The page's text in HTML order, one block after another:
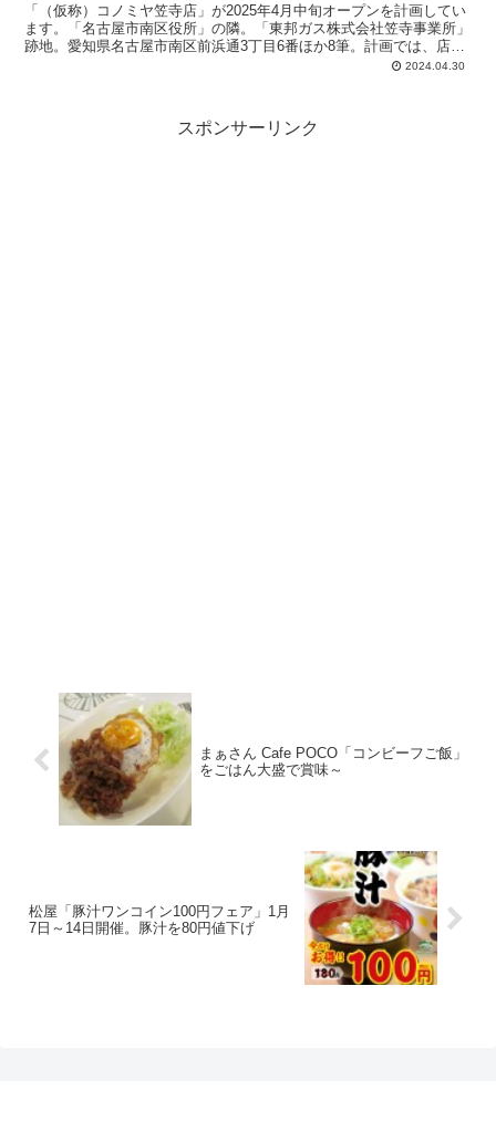
「（仮称）コノミヤ笠寺店」が2025年4月中旬オープンを計画してい
ます。「名古屋市南区役所」の隣。「東邦ガス株式会社笠寺事業所」
跡地。愛知県名古屋市南区前浜通3丁目6番ほか8筆。計画では、店舗
面積：1,788平方メートル、駐車場数：74台、駐輪場：94台、営業時
2024.04.30
スポンサーリンク
まぁさん Cafe POCO「コンビーフご飯」
をごはん大盛で賞味～
松屋「豚汁ワンコイン100円フェア」1月
7日～14日開催。豚汁を80円値下げ